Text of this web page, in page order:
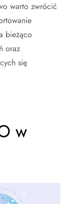
warto zwrócić
bieżąco
oraz
się
w